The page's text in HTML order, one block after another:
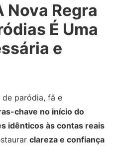
Nova Regra
É Uma
e
paródia, fã e
chave no início do
idênticos às contas reais
clareza e confiança